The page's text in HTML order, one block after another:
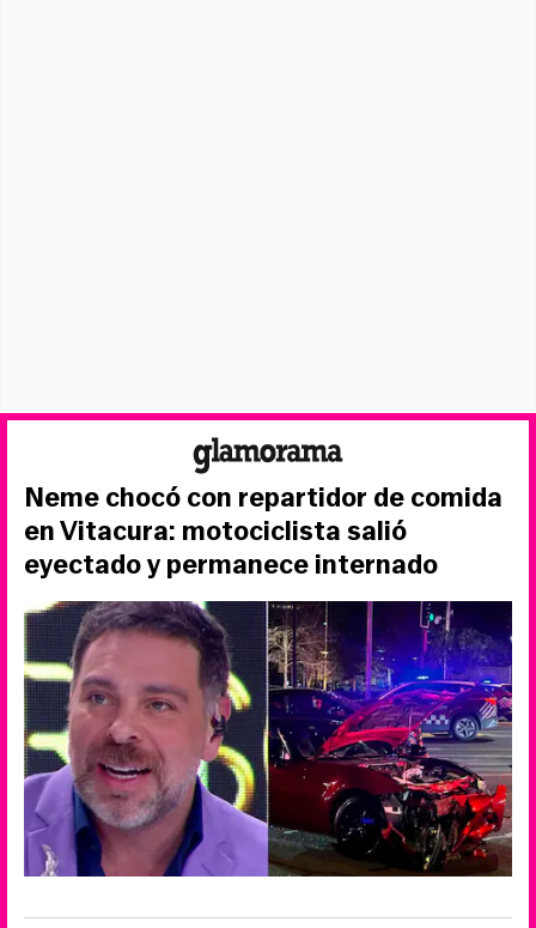
Neme chocó con repartidor de comida
en Vitacura: motociclista salió
eyectado y permanece internado